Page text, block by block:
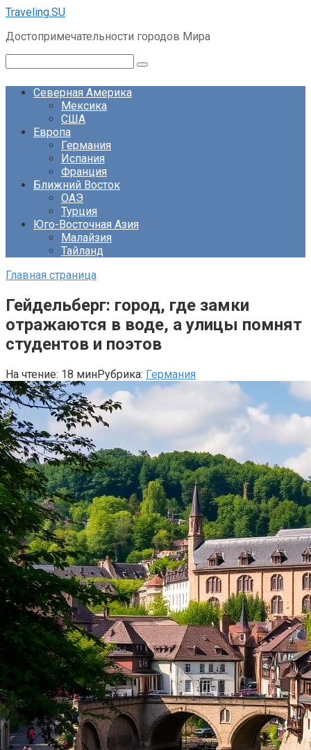
Перейти
контенту
Traveling.SU
Достопримечательности городов Мира
Северная Америка
Мексика
США
Европа
Германия
Испания
Франция
Ближний Восток
ОАЭ
Турция
Юго-Восточная Азия
Малайзия
Тайланд
Главная страница
Гейдельберг: город, где замки
отражаются в воде, а улицы помнят
студентов и поэтов
На чтение: 18 минРубрика: Германия